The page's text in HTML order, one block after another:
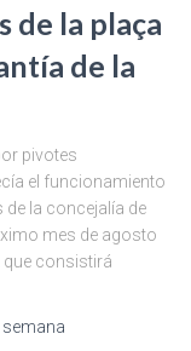
de la plaça
de la
pivotes
el funcionamiento
de la concejalía de
mes de agosto
que consistirá
semana